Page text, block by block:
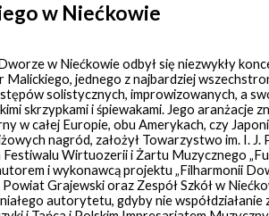
w Niećkowie
w Niećkowie odbył się niezwykły
Malickiego, jednego z najbardziej
solistycznych, improwizowanych, a
skrzypkami i śpiewakami. Jego aranżacje
w całej Europie, obu Amerykach, czy
nagród, założył Towarzystwo im. I. J.
Wirtuozerii i Żartu Muzycznego
i wykonawcą projektu „Filharmonii
Grajewski oraz Zespół Szkół w
autorytetu, gdyby nie współdziałanie